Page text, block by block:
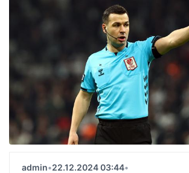
admin•22.12.2024 03:44•